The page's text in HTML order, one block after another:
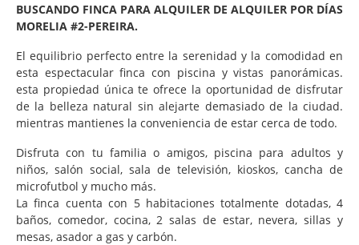
BUSCANDO FINCA PARA ALQUILER DE ALQUILER POR DÍAS
MORELIA #2-PEREIRA.
El equilibrio perfecto entre la serenidad y la comodidad en
esta espectacular finca con piscina y vistas panorámicas.
esta propiedad única te ofrece la oportunidad de disfrutar
de la belleza natural sin alejarte demasiado de la ciudad.
mientras mantienes la conveniencia de estar cerca de todo.
Disfruta con tu familia o amigos, piscina para adultos y
niños, salón social, sala de televisión, kioskos, cancha de
microfutbol y mucho más.
La finca cuenta con 5 habitaciones totalmente dotadas, 4
baños, comedor, cocina, 2 salas de estar, nevera, sillas y
mesas, asador a gas y carbón.